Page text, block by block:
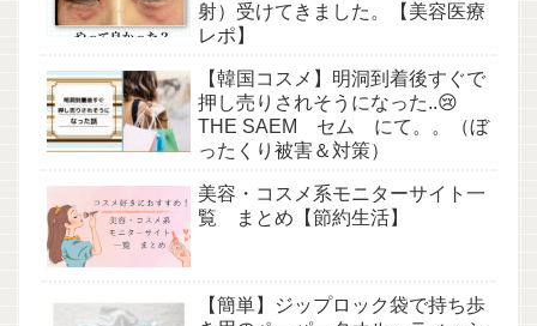
射）受けてきました。【美容医療
レポ】
【韓国コスメ】明洞到着後すぐで
押し売りされそうになった..😢
THE SAEM セム にて。。（ぼ
ったくり被害＆対策）
美容・コスメ系モニターサイト一
覧 まとめ【節約生活】
【簡単】ジップロック袋で持ち歩